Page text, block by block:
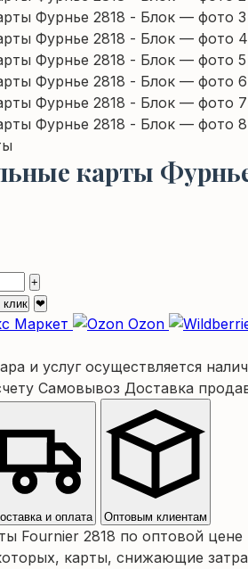
карты
+
клик ❤
Маркет Ozon
и услуг осуществляется
Самовывоз Доставка
и оплата Оптовым клиентам
Fournier 2818 по оптовой цене
карты, снижающие